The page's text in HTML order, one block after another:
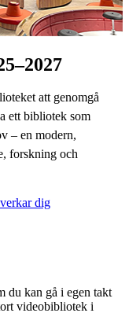
att genomgå
ett bibliotek som
– en modern,
forskning och
dig
du kan gå i egen takt
videobibliotek i